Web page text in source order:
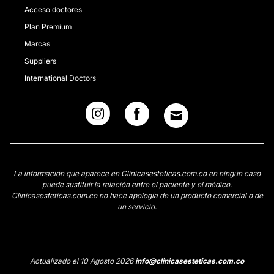
Acceso doctores
Plan Premium
Marcas
Suppliers
International Doctors
La información que aparece en Clinicasesteticas.com.co en ningún caso
puede sustituir la relación entre el paciente y el médico.
Clinicasesteticas.com.co no hace apología de un producto comercial o de
un servicio.
Actualizado el 10 Agosto 2026info@clinicasesteticas.com.co